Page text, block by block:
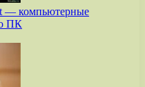
— компьютерные
ПК